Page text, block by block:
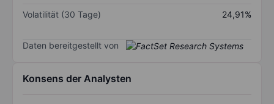
Volatilität (30 Tage)
24,91%
Daten bereitgestellt von
Konsens der Analysten